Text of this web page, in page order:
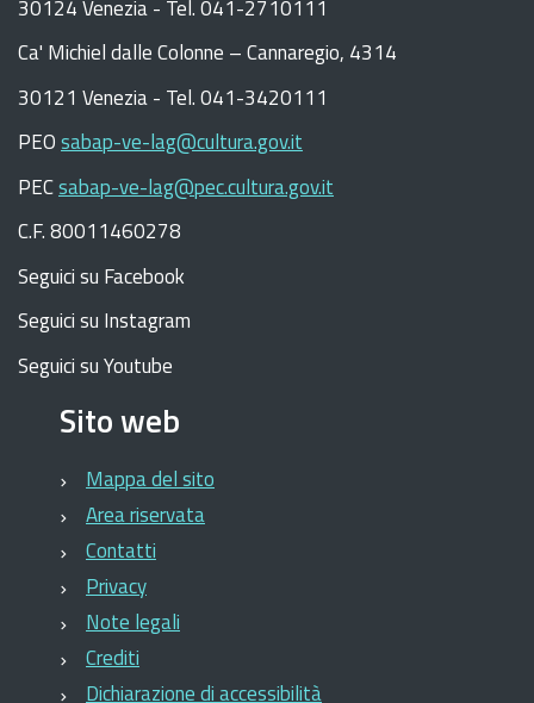
30124 Venezia - Tel. 041-2710111
Ca' Michiel dalle Colonne – Cannaregio, 4314
30121 Venezia - Tel. 041-3420111
PEOsabap-ve-lag@cultura.gov.it
PECsabap-ve-lag@pec.cultura.gov.it
C.F. 80011460278
Seguici su Facebook
Seguici su Instagram
Seguici su Youtube
Sito web
Mappa del sito
Area riservata
Contatti
Privacy
Note legali
Crediti
Dichiarazione di accessibilità